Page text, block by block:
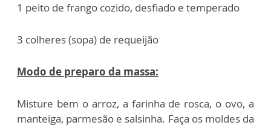
1 peito de frango cozido, desfiado e temperado
3 colheres (sopa) de requeijão
Modo de preparo da massa:
Misture bem o arroz, a farinha de rosca, o ovo, a
manteiga, parmesão e salsinha. Faça os moldes da